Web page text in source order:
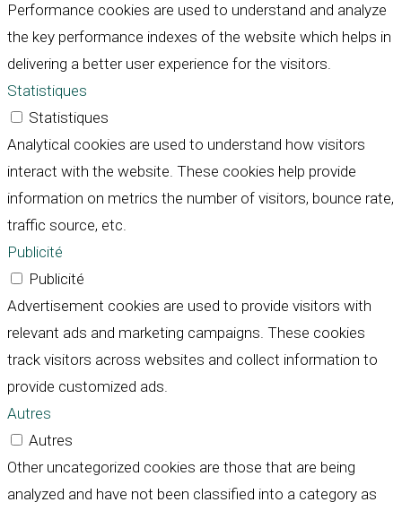
Performance cookies are used to understand and analyze
the key performance indexes of the website which helps in
delivering a better user experience for the visitors.
Statistiques
Statistiques
Analytical cookies are used to understand how visitors
interact with the website. These cookies help provide
information on metrics the number of visitors, bounce rate,
traffic source, etc.
Publicité
Publicité
Advertisement cookies are used to provide visitors with
relevant ads and marketing campaigns. These cookies
track visitors across websites and collect information to
provide customized ads.
Autres
Autres
Other uncategorized cookies are those that are being
analyzed and have not been classified into a category as